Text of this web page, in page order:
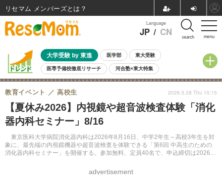
menu
Language
JP / CN search
大学受験 by 東進 医学部 東大受験
医専予備校徹底リサーチ 河合塾×東大特集
親子で考える大学選び 高校受験 中学受験 小学校受験
共通テスト 夏休み
8月開催イベント・WS 全国公立高校 過去問 人気記事
自由研究教材（小学生向け） 自由研究教材（中学生向け）
【夏休み2026】内視鏡や超音波検査体験「消化
器内科セミナー」8/16
東京医科大学病院消化器内科は2026年8月16日、中学2年生～高校3年生を対
象に、最先端の内視鏡機器や超音波検査を体験できる「第6回 中高生のための
消化器内科セミナー」を開催する。参加無料、定員40名で、申込締切は2026年
教育イベント 高校生
advertisement
2026.5.28 Thu 15:15
リセマム メンバーズ